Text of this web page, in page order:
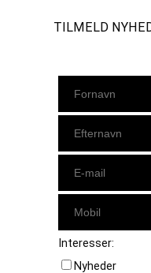
TILMELD
Interesser:
Nyheder